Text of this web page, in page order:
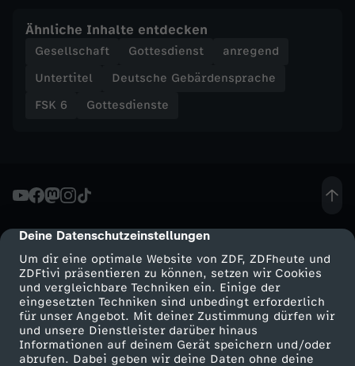
cmp-dialog-description
Deine Datenschutzeinstellungen
Um dir eine optimale Website von ZDF, ZDFheute und
ZDFtivi präsentieren zu können, setzen wir Cookies
und vergleichbare Techniken ein. Einige der
eingesetzten Techniken sind unbedingt erforderlich
für unser Angebot. Mit deiner Zustimmung dürfen wir
und unsere Dienstleister darüber hinaus
Informationen auf deinem Gerät speichern und/oder
abrufen. Dabei geben wir deine Daten ohne deine
s
c
h
u
e
i
n
Ähnliche Inhalte entdecken
Gesellschaft Gottesdienst
anregend
Untertitel
Deutsche Gebärdensprache
FSK 6
Gottesdienste
Mehr ZDF
ZDF-Apps
Service
ZDFmitreden